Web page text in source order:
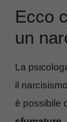
Ecco
un
La
il
è possibile